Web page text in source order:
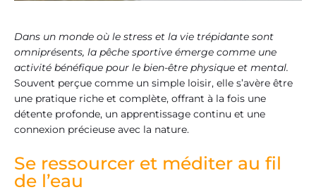
Dans un monde où le stress et la vie trépidante sont
omniprésents, la pêche sportive émerge comme une
activité bénéfique pour le bien-être physique et mental.
Souvent perçue comme un simple loisir, elle s’avère être
une pratique riche et complète, offrant à la fois une
détente profonde, un apprentissage continu et une
connexion précieuse avec la nature.
Se ressourcer et méditer au fil
de l’eau